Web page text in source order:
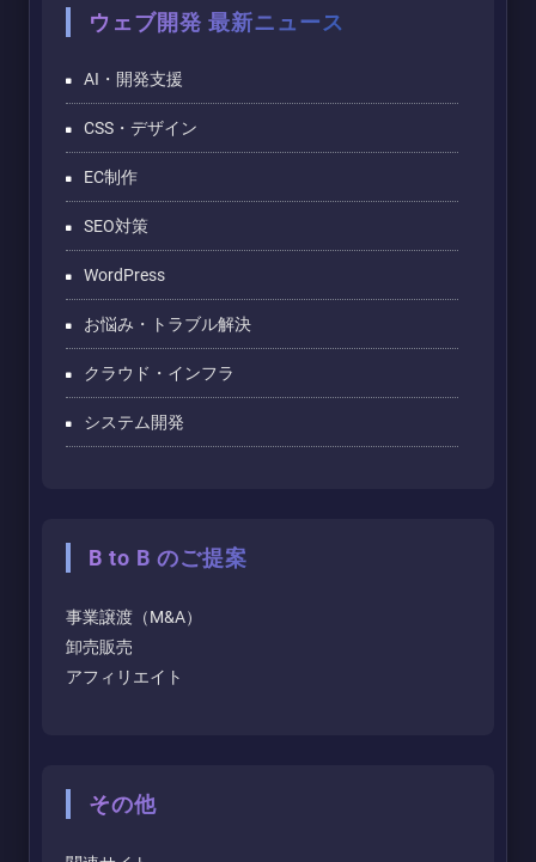
ウェブ開発 最新ニュース
AI・開発支援
CSS・デザイン
EC制作
SEO対策
WordPress
お悩み・トラブル解決
クラウド・インフラ
システム開発
B to B のご提案
事業譲渡（M&A）
卸売販売
アフィリエイト
その他